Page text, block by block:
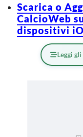
Scarica o
CalcioWeb
dispositivi
Leggi